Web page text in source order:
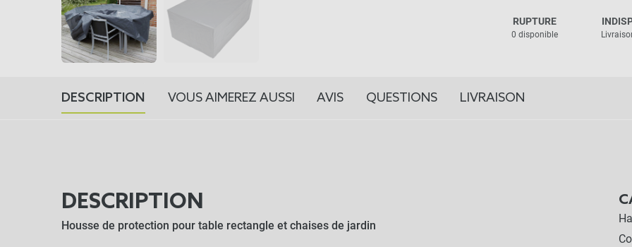
RUPTURE
0 disponible
DESCRIPTION VOUS AIMEREZ AUSSI AVIS QUESTIONS LIVRAISON
DESCRIPTION
Housse de protection pour table rectangle et chaises de jardin